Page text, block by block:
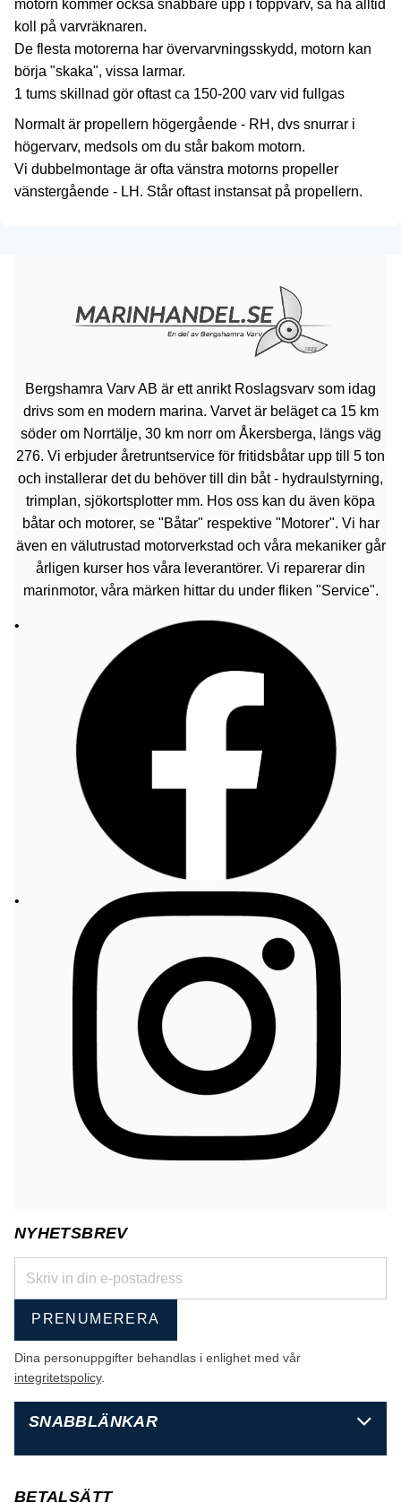
motorn kommer också snabbare upp i toppvarv, så ha alltid
koll på varvräknaren.
De flesta motorerna har övervarvningsskydd, motorn kan
börja "skaka", vissa larmar.
1 tums skillnad gör oftast ca 150-200 varv vid fullgas
Normalt är propellern högergående - RH, dvs snurrar i
högervarv, medsols om du står bakom motorn.
Vi dubbelmontage är ofta vänstra motorns propeller
vänstergående - LH. Står oftast instansat på propellern.
Bergshamra Varv AB är ett anrikt Roslagsvarv som idag
drivs som en modern marina. Varvet är beläget ca 15 km
söder om Norrtälje, 30 km norr om Åkersberga, längs väg
276. Vi erbjuder åretruntservice för fritidsbåtar upp till 5 ton
och installerar det du behöver till din båt - hydraulstyrning,
trimplan, sjökortsplotter mm. Hos oss kan du även köpa
båtar och motorer, se "Båtar" respektive "Motorer". Vi har
även en välutrustad motorverkstad och våra mekaniker går
årligen kurser hos våra leverantörer. Vi reparerar din
marinmotor, våra märken hittar du under fliken "Service".
NYHETSBREV
PRENUMERERA
Dina personuppgifter behandlas i enlighet med vår
integritetspolicy.
SNABBLÄNKAR
BETALSÄTT